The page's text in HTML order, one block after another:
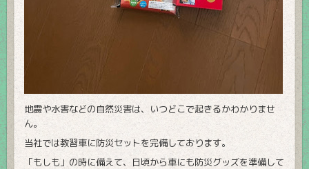
地震や水害などの自然災害は、いつどこで起きるかわかりませ
ん。
当社では教習車に防災セットを完備しております。
「もしも」の時に備えて、日頃から車にも防災グッズを準備して